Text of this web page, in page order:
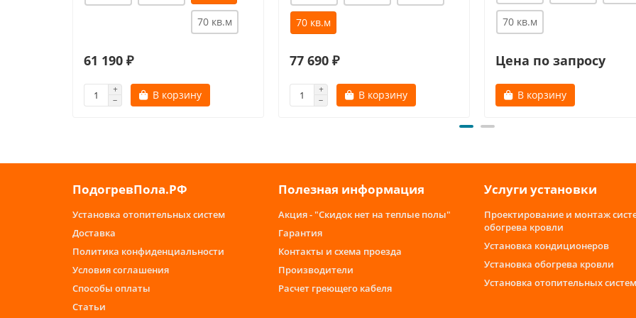
70 кв.м
61 190 ₽
В корзину
70 кв.м
77 690 ₽
В корзину
70 кв.м
Цена по запросу
В корзину
ПодогревПола.РФ
Установка отопительных систем
Доставка
Политика конфиденциальности
Условия соглашения
Способы оплаты
Статьи
Полезная информация
Акция - "Скидок нет на теплые полы"
Гарантия
Контакты и схема проезда
Производители
Расчет греющего кабеля
Услуги установки
Проектирование и монтаж
обогрева кровли
Установка кондиционеров
Установка обогрева кровли
Установка отопительных систем